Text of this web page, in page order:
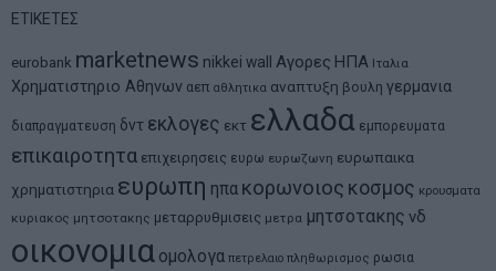
ΕΤΙΚΕΤΕΣ
eurobank marketnews nikkei wall Αγορες ΗΠΑ Ιταλια
Χρηματιστηριο Αθηνων αεπ αθλητικα αναπτυξη βουλη γερμανια
διαπραγματευση δντ εκλογες εκτ ελλαδα εμπορευματα
επικαιροτητα επιχειρησεις ευρω ευρωζωνη ευρωπαικα
χρηματιστηρια ευρωπη ηπα κορωνοιος κοσμος κρουσματα
κυριακος μητσοτακης μεταρρυθμισεις μετρα μητσοτακης νδ
οικονομια ομολογα πετρελαιο πληθωρισμος ρωσια